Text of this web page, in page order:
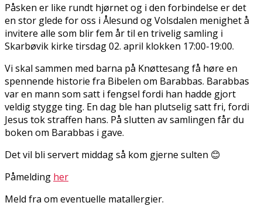
Påsken er like rundt hjørnet og i den forbindelse er det
en stor glede for oss i Ålesund og Volsdalen menighet å
invitere alle som blir fem år til en trivelig samling i
Skarbøvik kirke tirsdag 02. april klokken 17:00-19:00.
Vi skal sammen med barna på Knøttesang få høre en
spennende historie fra Bibelen om Barabbas. Barabbas
var en mann som satt i fengsel fordi han hadde gjort
veldig stygge ting. En dag ble han plutselig satt fri, fordi
Jesus tok straffen hans. På slutten av samlingen får du
boken om Barabbas i gave.
Det vil bli servert middag så kom gjerne sulten 😊
Påmelding her
Meld fra om eventuelle matallergier.